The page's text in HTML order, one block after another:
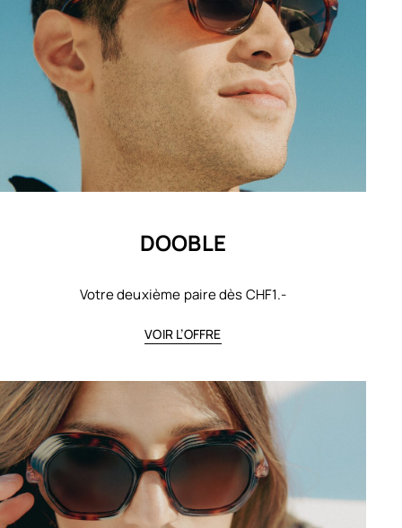
DOOBLE
Votre deuxième paire dès CHF1.-
VOIR L’OFFRE